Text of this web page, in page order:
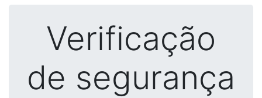
Verificação
de segurança